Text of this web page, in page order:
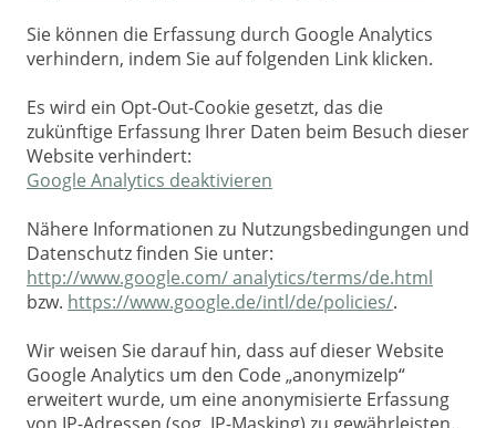
Sie können die Erfassung durch Google Analytics
verhindern, indem Sie auf folgenden Link klicken.
Es wird ein Opt-Out-Cookie gesetzt, das die
zukünftige Erfassung Ihrer Daten beim Besuch dieser
Website verhindert:
Google Analytics deaktivieren
Nähere Informationen zu Nutzungsbedingungen und
Datenschutz finden Sie unter:
http://www.google.com/ analytics/terms/de.html
bzw. https://www.google.de/intl/de/policies/.
Wir weisen Sie darauf hin, dass auf dieser Website
Google Analytics um den Code „anonymizeIp“
erweitert wurde, um eine anonymisierte Erfassung